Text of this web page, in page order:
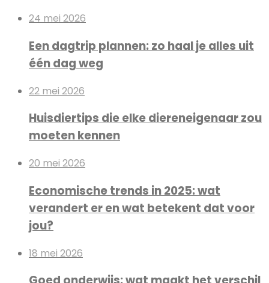
24 mei 2026
Een dagtrip plannen: zo haal je alles uit
één dag weg
22 mei 2026
Huisdiertips die elke diereneigenaar zou
moeten kennen
20 mei 2026
Economische trends in 2025: wat
verandert er en wat betekent dat voor
jou?
18 mei 2026